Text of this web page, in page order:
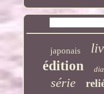
japonais
édition
série